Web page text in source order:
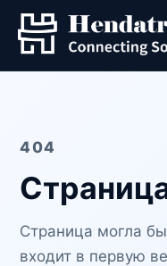
404
Страница могла
входит в первую